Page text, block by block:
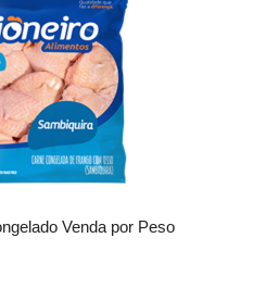
Venda por Peso